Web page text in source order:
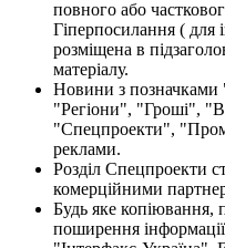
повного або
Гіперпосилання ( для
розміщена в
матеріалу.
Новини з
"Регіони", "Гроші",
"Спецпроекти",
реклами.
Розділ Спецпроекти
комерційними
Будь яке копіювання,
поширення